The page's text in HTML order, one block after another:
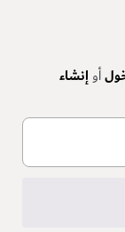
أوإنشاء